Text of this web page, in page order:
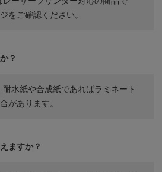
をご確認ください。
？
水紙や合成紙であればラミネート
があります。
ますか？